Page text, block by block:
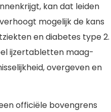
kan dat leiden
mogelijk de kans
en diabetes type 2.
ijzertabletten maag-
overgeven en
officiële bovengrens